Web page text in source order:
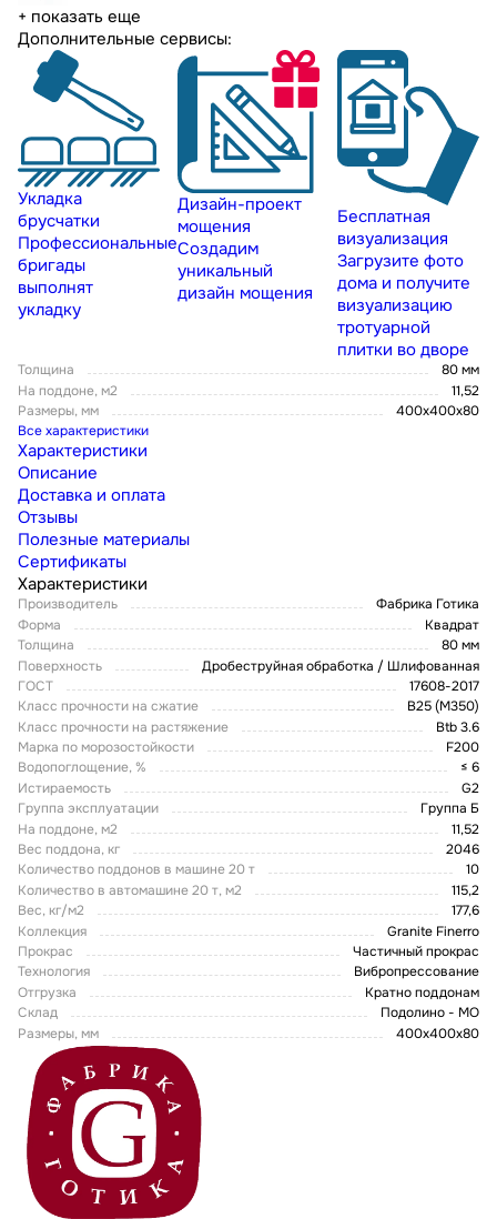
+ показать еще
Дополнительные сервисы:
Укладка
брусчатки
Профессиональные
бригады
выполнят
укладку
Дизайн-проект
мощения
Создадим
уникальный
дизайн мощения
Бесплатная
визуализация
Загрузите фото
дома и получите
визуализацию
тротуарной
плитки во дворе
Толщина
80 мм
На поддоне, м2
11,52
Размеры, мм
400х400х80
Все характеристики
Характеристики
Описание
Доставка и оплата
Отзывы
Полезные материалы
Сертификаты
Характеристики
Производитель
Фабрика Готика
Форма
Квадрат
Толщина
80 мм
Поверхность
Дробеструйная обработка / Шлифованная
ГОСТ
17608-2017
Класс прочности на сжатие
В25 (М350)
Класс прочности на растяжение
Btb 3.6
Марка по морозостойкости
F200
Водопоглощение, %
≤ 6
Истираемость
G2
Группа эксплуатации
Группа Б
На поддоне, м2
11,52
Вес поддона, кг
2046
Количество поддонов в машине 20 т
10
Количество в автомашине 20 т, м2
115,2
Вес, кг/м2
177,6
Коллекция
Granite Finerro
Прокрас
Частичный прокрас
Технология
Вибропрессование
Отгрузка
Кратно поддонам
Склад
Подолино - МО
Размеры, мм
400х400х80